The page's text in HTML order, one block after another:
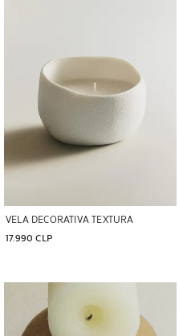
VELA DECORATIVA TEXTURA
17.990 CLP
Imagen cambiada a 1 de 6